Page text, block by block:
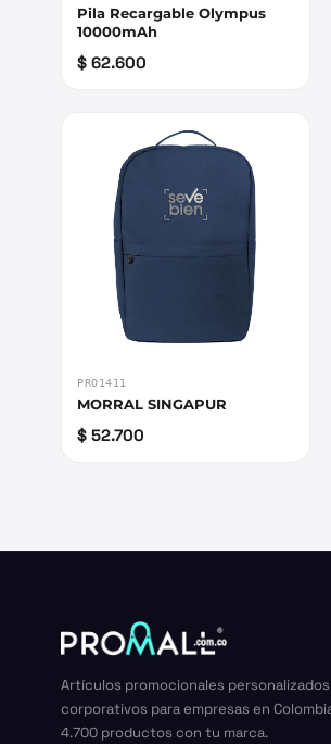
Pila Recargable Olympus
10000mAh
$ 62.600
PRO1411
MORRAL SINGAPUR
$ 52.700
Artículos promocionales
corporativos para empresas en
4.700 productos con tu marca.